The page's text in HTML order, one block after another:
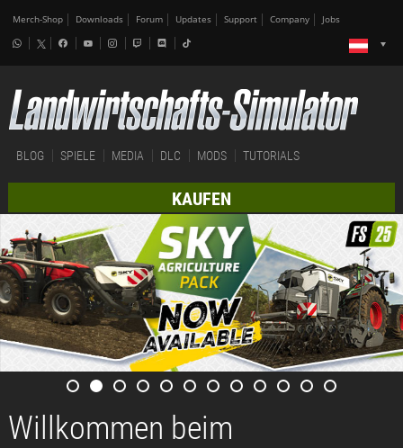
Merch-Shop Downloads Forum Updates Support Company Jobs
BLOG SPIELE MEDIA DLC MODS TUTORIALS
KAUFEN
Willkommen beim